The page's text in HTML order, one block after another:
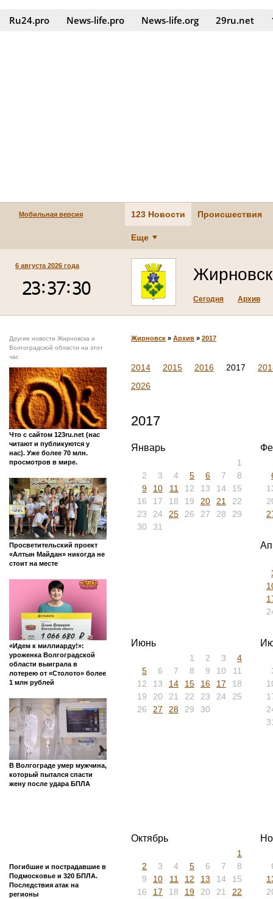
Ru24.pro News‑life.pro News‑life.org 29ru.net
Мобильная версия 123 Новости Происшествия
Еще
6 августа 2026 года Жирновск
Сегодня Архив
Другие новости Жирновска и
Волгоградской области на этот
час
Что с сайтом 123ru.net (нас
читают и публикуются у
нас). Уже более 70 млн.
просмотров в мире.
Просветительский проект
«Алтын Майдан» никогда не
стоит на месте
«Идем к миллиарду!»:
уроженка Волгоградской
области выиграла в
лотерею от «Столото» более
1 млн рублей
В Волгограде умер мужчина,
который пытался спасти
жену после удара БПЛА
Погибшие и пострадавшие в
Подмосковье и 320 БПЛА.
Последствия атак на
регионы
Жирновск » Архив » 2017
2014 2015 2016 2017
2026
2017
Январь
1
2
3 4 5 6 7
8
9
10 11 12 13 14
15
16
17 18 19 20 21
22
23
24 25 26 27 28
29
30
31
Июнь
1 2 3
4
5
6 7 8 9 10
11
12
13 14 15 16 17
18
19
20 21 22 23 24
25
26
27 28 29 30
Октябрь
1
2
3 4 5 6 7
8
9
10 11 12 13 14
15
16
17 18 19 20 21
22